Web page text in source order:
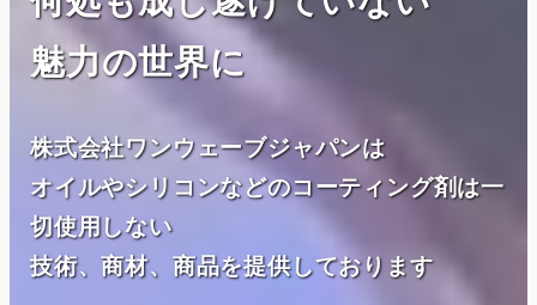
魅力の世界に
株式会社ワンウェーブジャパンは
オイルやシリコンなどのコーティング剤は一
切使用しない
技術、商材、商品を提供しております